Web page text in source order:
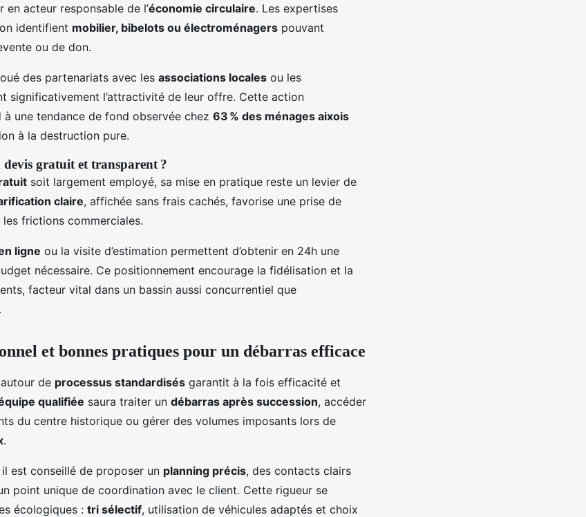
en acteur responsable de l’économie circulaire. Les expertises
identifient mobilier, bibelots ou électroménagers pouvant
ou de don.
des partenariats avec les associations locales ou les
significativement l’attractivité de leur offre. Cette action
une tendance de fond observée chez 63 % des ménages aixois
à la destruction pure.
gratuit et transparent ?
soit largement employé, sa mise en pratique reste un levier de
claire, affichée sans frais cachés, favorise une prise de
frictions commerciales.
ligne ou la visite d’estimation permettent d’obtenir en 24h une
nécessaire. Ce positionnement encourage la fidélisation et la
facteur vital dans un bassin aussi concurrentiel que
.
et bonnes pratiques pour un débarras efficace
de processus standardisés garantit à la fois efficacité et
qualifiée saura traiter un débarras après succession, accéder
du centre historique ou gérer des volumes imposants lors de
.
est conseillé de proposer un planning précis, des contacts clairs
point unique de coordination avec le client. Cette rigueur se
écologiques : tri sélectif, utilisation de véhicules adaptés et choix